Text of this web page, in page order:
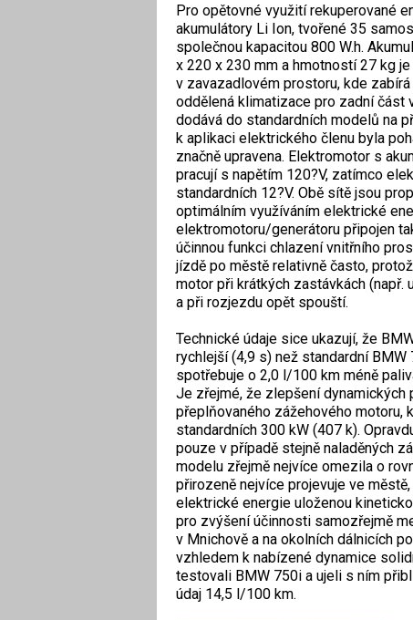
Pro opětovné využití rekuperované
akumulátory Li Ion, tvořené 35
společnou kapacitou 800 W.h.
x 220 x 230 mm a hmotností 27 kg
v zavazadlovém prostoru, kde
oddělená klimatizace pro zadní část
dodává do standardních modelů na
k aplikaci elektrického členu byla
značně upravena. Elektromotor s
pracují s napětím 120?V, zatímco
standardních 12?V. Obě sítě jsou
optimálním využíváním elektrické
elektromotoru/generátoru připojen
účinnou funkci chlazení vnitřního
jízdě po městě relativně často,
motor při krátkých zastávkách (např.
a při rozjezdu opět spouští.
Technické údaje sice ukazují, že
rychlejší (4,9 s) než standardní
spotřebuje o 2,0 l/100 km méně
Je zřejmé, že zlepšení
přeplňovaného zážehového motoru,
standardních 300 kW (407 k).
pouze v případě stejně naladěných
modelu zřejmě nejvíce omezila o
přirozeně nejvíce projevuje ve
elektrické energie uloženou
pro zvýšení účinnosti samozřejmě
v Mnichově a na okolních dálnicích
vzhledem k nabízené dynamice
testovali BMW 750i a ujeli s ním
údaj 14,5 l/100 km.